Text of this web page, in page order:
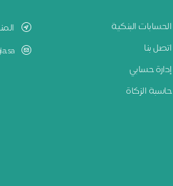
الحسابات البنكية
اتصل بنا
إدارة حسابي
حاسبة الزكاة